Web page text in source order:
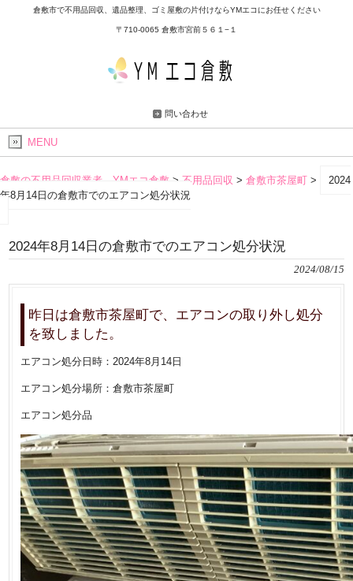
倉敷市で不用品回収、遺品整理、ゴミ屋敷の片付けならYMエコにお任せください
〒710-0065 倉敷市宮前５６１−１
問い合わせ
MENU
倉敷の不用品回収業者 YMエコ倉敷 > 不用品回収 > 倉敷市茶屋町 >
2024
年8月14日の倉敷市でのエアコン処分状況
2024年8月14日の倉敷市でのエアコン処分状況
2024/08/15
昨日は倉敷市茶屋町で、エアコンの取り外し処分
を致しました。
エアコン処分日時：2024年8月14日
エアコン処分場所：倉敷市茶屋町
エアコン処分品